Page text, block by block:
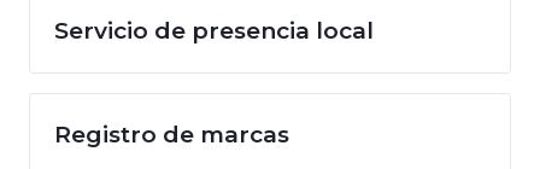
Servicio de presencia local
Registro de marcas